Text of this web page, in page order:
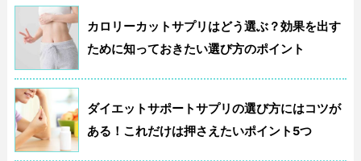
カロリーカットサプリはどう選ぶ？効果を出す
ために知っておきたい選び方のポイント
ダイエットサポートサプリの選び方にはコツが
ある！これだけは押さえたいポイント5つ